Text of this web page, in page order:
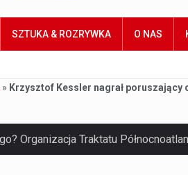
SZTUKA & ROZRYWKA O NAS
» Krzysztof Kessler nagrał poruszający